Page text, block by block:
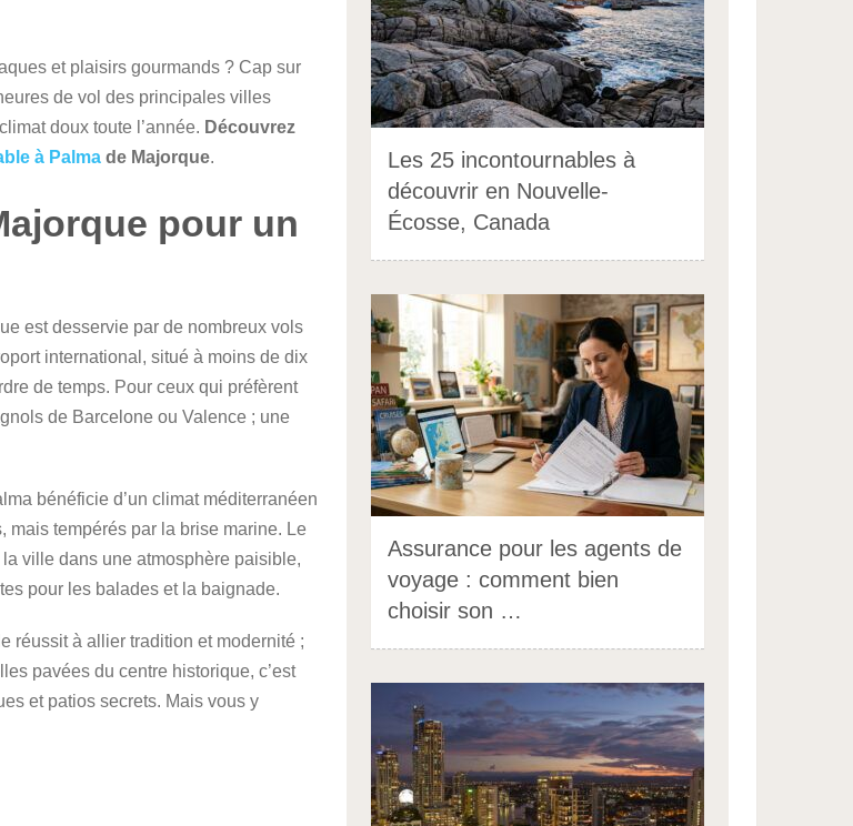
et plaisirs gourmands ? Cap sur
de vol des principales villes
doux toute l’année. Découvrez
à Palma de Majorque.
pour un
est desservie par de nombreux vols
international, situé à moins de dix
de temps. Pour ceux qui préfèrent
de Barcelone ou Valence ; une
bénéficie d’un climat méditerranéen
mais tempérés par la brise marine. Le
ville dans une atmosphère paisible,
pour les balades et la baignade.
réussit à allier tradition et modernité ;
pavées du centre historique, c’est
et patios secrets. Mais vous y
Les 25 incontournables à
découvrir en Nouvelle-
Écosse, Canada
Assurance pour les agents de
voyage : comment bien
choisir son …